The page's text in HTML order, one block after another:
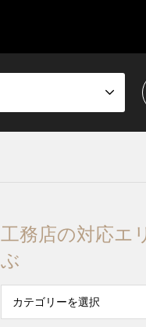
工務店の対応エ
ぶ